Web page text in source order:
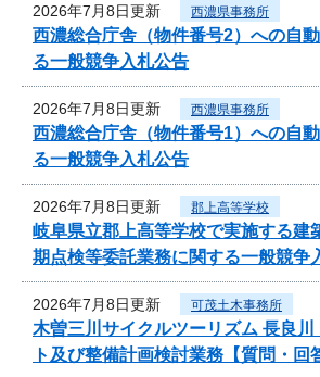
2026年7月8日更新 西濃県事務所
西濃総合庁舎（物件番号2）への自
る一般競争入札公告
2026年7月8日更新 西濃県事務所
西濃総合庁舎（物件番号1）への自
る一般競争入札公告
2026年7月8日更新 郡上高等学校
岐阜県立郡上高等学校で実施する建
期点検等委託業務に関する一般競争
2026年7月8日更新 可茂土木事務所
木曽三川サイクルツーリズム 長良
ト及び整備計画検討業務【質問・回